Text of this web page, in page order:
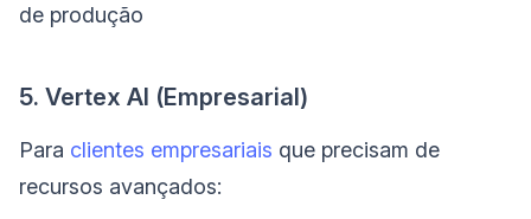
de produção
5. Vertex AI (Empresarial)
Para clientes empresariais que precisam de
recursos avançados: